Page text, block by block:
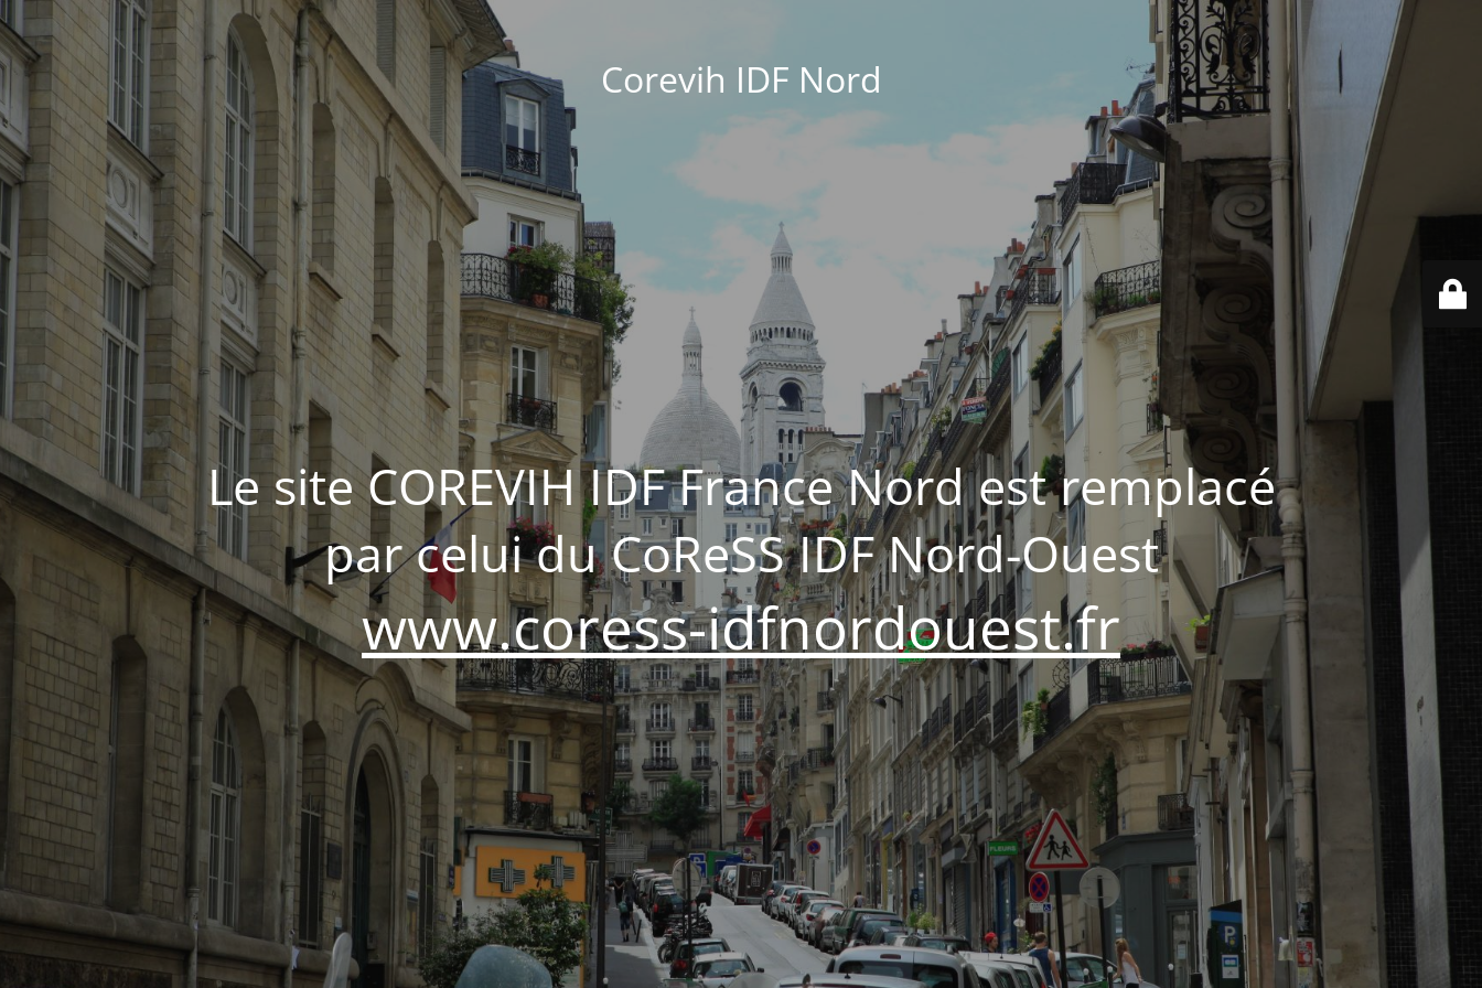
Corevih IDF Nord
Le site COREVIH IDF France Nord est remplacé
par celui du CoReSS IDF Nord-Ouest
www.coress-idfnordouest.fr